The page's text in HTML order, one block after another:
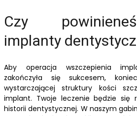
Czy
implanty
Aby operacja wszczepienia
zakończyła się sukcesem,
wystarczającej struktury kości
implant. Twoje leczenie będzie się
historii dentystycznej. W naszym